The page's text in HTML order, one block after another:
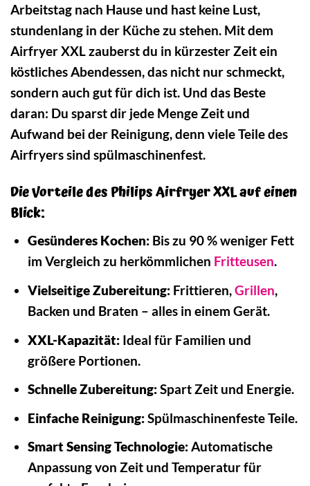
Arbeitstag nach Hause und hast keine Lust,
stundenlang in der Küche zu stehen. Mit dem
Airfryer XXL zauberst du in kürzester Zeit ein
köstliches Abendessen, das nicht nur schmeckt,
sondern auch gut für dich ist. Und das Beste
daran: Du sparst dir jede Menge Zeit und
Aufwand bei der Reinigung, denn viele Teile des
Airfryers sind spülmaschinenfest.
Die Vorteile des Philips Airfryer XXL auf einen
Blick:
Gesünderes Kochen:Bis zu 90 % weniger Fett
im Vergleich zu herkömmlichen Fritteusen.
Vielseitige Zubereitung:Frittieren,Grillen,
Backen und Braten – alles in einem Gerät.
XXL-Kapazität:Ideal für Familien und
größere Portionen.
Schnelle Zubereitung:Spart Zeit und Energie.
Einfache Reinigung:Spülmaschinenfeste Teile.
Smart Sensing Technologie:Automatische
Anpassung von Zeit und Temperatur für